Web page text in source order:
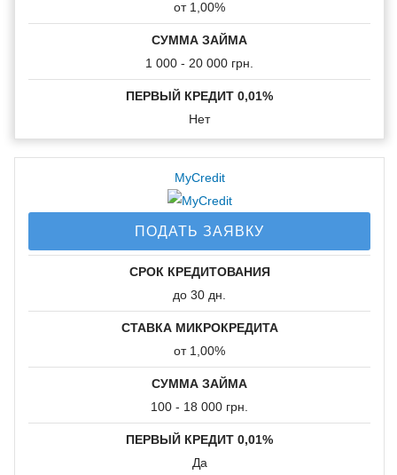
18-70
Получение
средств:
Время принятия
решения:
10 минут
Пролонгация
займа:
Без пролонгации
Кому могут дать
от 1,00%
СУММА ЗАЙМА
1 000 - 20 000 грн.
ПЕРВЫЙ КРЕДИТ 0,01%
Нет
MyCredit
ПОДАТЬ ЗАЯВКУ
СРОК КРЕДИТОВАНИЯ
до 30 дн.
СТАВКА МИКРОКРЕДИТА
от 1,00%
СУММА ЗАЙМА
100 - 18 000 грн.
ПЕРВЫЙ КРЕДИТ 0,01%
Да